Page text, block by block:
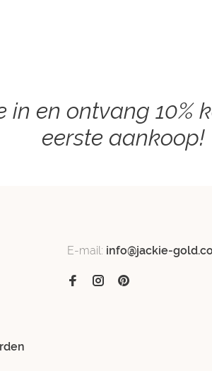
in en ontvang 10%
eerste aankoop!
E-mail: info@jackie-